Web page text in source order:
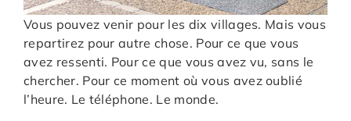
Vous pouvez venir pour les dix villages. Mais vous
repartirez pour autre chose. Pour ce que vous
avez ressenti. Pour ce que vous avez vu, sans le
chercher. Pour ce moment où vous avez oublié
l’heure. Le téléphone. Le monde.